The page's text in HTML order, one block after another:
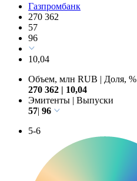
Газпромбанк
270 362
57
96
10,04
Объем, млн RUB | Доля, %
270 362 | 10,04
Эмитенты | Выпуски
57| 96
5-6